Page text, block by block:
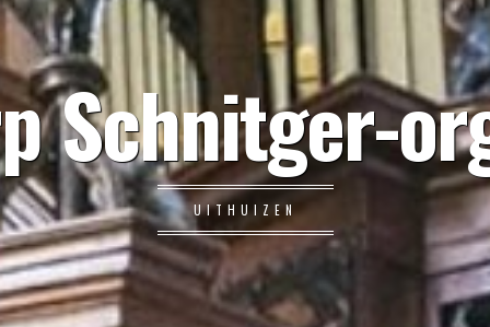
Schnitger-
UITHUIZEN